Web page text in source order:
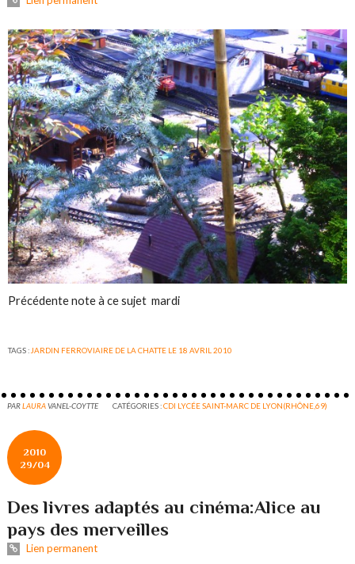
Précédente note à ce sujet mardi
TAGS : JARDIN FERROVIAIRE DE LA CHATTE LE 18 AVRIL 2010
PARLAURAVANEL-COYTTE CATÉGORIES :CDI LYCÉE SAINT-MARC DE LYON(RHÔNE,69)
2010
29/04
Des livres adaptés au cinéma:Alice au
pays des merveilles
Lien permanent